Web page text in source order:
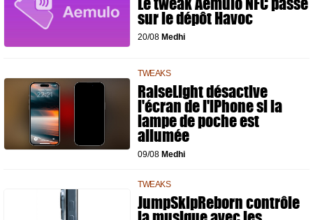
sur le dépôt Havoc
20/08 Medhi
TWEAKS
RaiseLight désactive
l'écran de l'iPhone si la
lampe de poche est
allumée
09/08 Medhi
TWEAKS
JumpSkipReborn contrôle